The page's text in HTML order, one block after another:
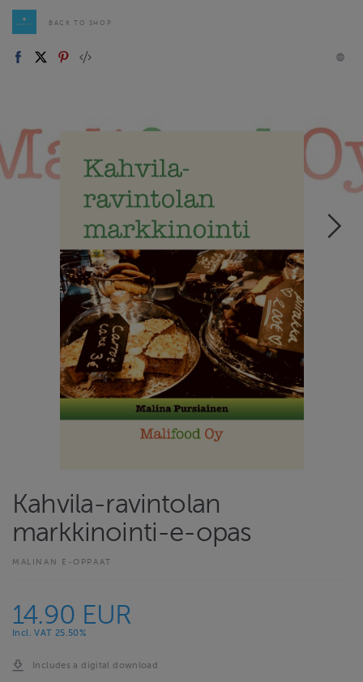
BACK TO SHOP
Kahvila-ravintolan
markkinointi-e-opas
MALINAN E-OPPAAT
14.90 EUR
Incl. VAT 25.50%
Includes a digital download